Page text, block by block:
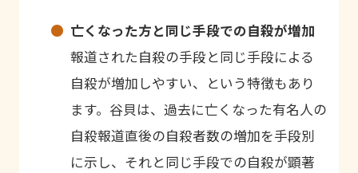
亡くなった方と同じ手段での自殺が増加
報道された自殺の手段と同じ手段による
自殺が増加しやすい、という特徴もあり
ます。谷貝は、過去に亡くなった有名人の
自殺報道直後の自殺者数の増加を手段別
に示し、それと同じ手段での自殺が顕著